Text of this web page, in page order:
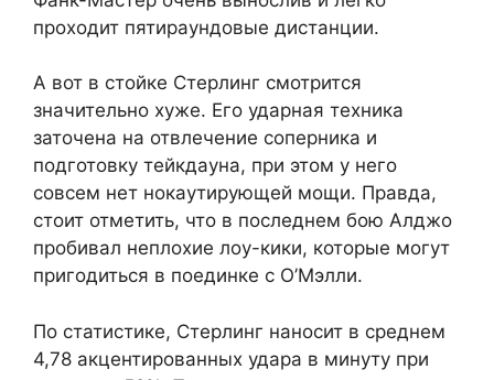
проходит пятираундовые дистанции.
А вот в стойке Стерлинг смотрится
значительно хуже. Его ударная техника
заточена на отвлечение соперника и
подготовку тейкдауна, при этом у него
совсем нет нокаутирующей мощи. Правда,
стоит отметить, что в последнем бою Алджо
пробивал неплохие лоу-кики, которые могут
пригодиться в поединке с О’Мэлли.
По статистике, Стерлинг наносит в среднем
4,78 акцентированных удара в минуту при